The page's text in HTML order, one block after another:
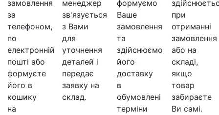
замовлення
за
телефоном,
по
електронній
пошті або
формуєте
його в
кошику
на
менеджер
зв'язується
з Вами
для
уточнення
деталей і
передає
заявку на
склад.
формуємо
Ваше
замовлення
та
здійснюємо
його
доставку
в
обумовлені
терміни
при
отриманні
замовлення
або на
складі,
якщо
товар
забираєте
Ви самі.